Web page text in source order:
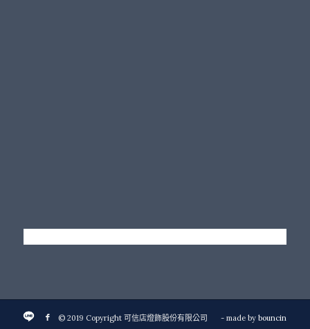
© 2019 Copyright 可信店燈飾股份有限公司 - made bybouncin